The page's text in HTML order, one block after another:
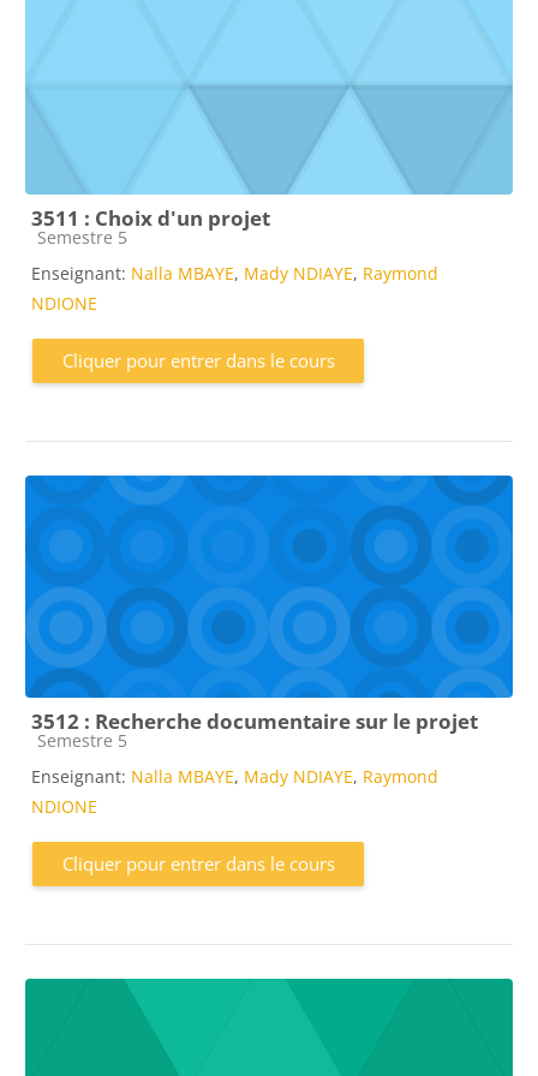
3511 : Choix d'un projet
Catégorie de cours
Semestre 5
Enseignant: Nalla MBAYE, Mady NDIAYE, Raymond
NDIONE
Cliquer pour entrer dans le cours
3512 : Recherche documentaire sur le projet
Catégorie de cours
Semestre 5
Enseignant: Nalla MBAYE, Mady NDIAYE, Raymond
NDIONE
Cliquer pour entrer dans le cours